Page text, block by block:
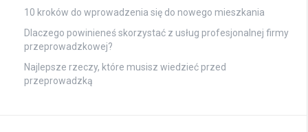
10 kroków do wprowadzenia się do nowego mieszkania
Dlaczego powinieneś skorzystać z usług profesjonalnej firmy
przeprowadzkowej?
Najlepsze rzeczy, które musisz wiedzieć przed
przeprowadzką